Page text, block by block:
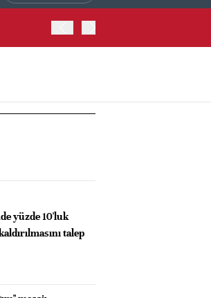
yüzde 10'luk
talep